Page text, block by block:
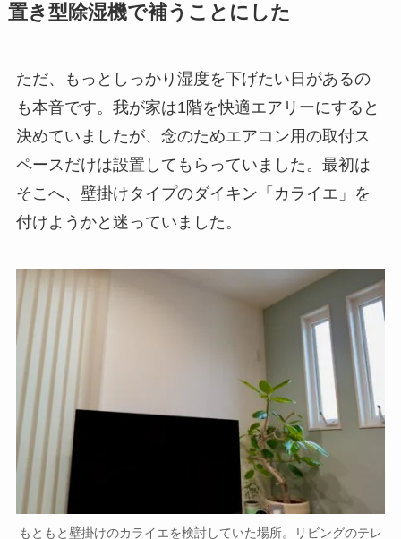
置き型除湿機で補うことにした
ただ、もっとしっかり湿度を下げたい日があるの
も本音です。我が家は1階を快適エアリーにすると
決めていましたが、念のためエアコン用の取付ス
ペースだけは設置してもらっていました。最初は
そこへ、壁掛けタイプのダイキン「カライエ」を
付けようかと迷っていました。
もともと壁掛けのカライエを検討していた場所。リビングのテレ